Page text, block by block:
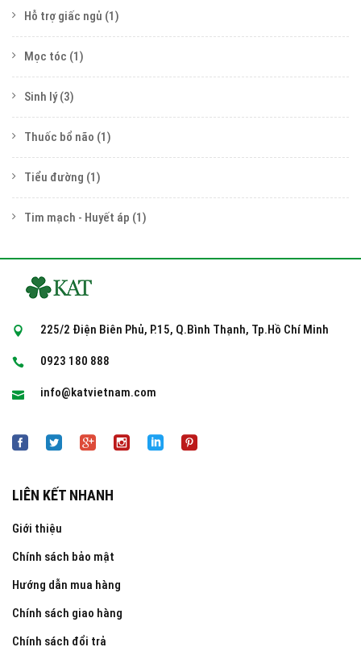
Hỗ trợ giấc ngủ (1)
Mọc tóc (1)
Sinh lý (3)
Thuốc bổ não (1)
Tiểu đường (1)
Tim mạch - Huyết áp (1)
225/2 Điện Biên Phủ, P.15, Q.Bình Thạnh, Tp.Hồ Chí Minh
0923 180 888
info@katvietnam.com
LIÊN KẾT NHANH
Giới thiệu
Chính sách bảo mật
Hướng dẫn mua hàng
Chính sách giao hàng
Chính sách đổi trả